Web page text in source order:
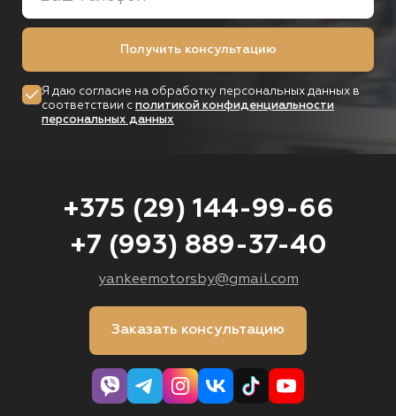
Получить консультацию
Я даю согласие на обработку персональных данных в
соответствии с политикой конфиденциальности
персональных данных
+375 (29) 144-99-66
+7 (993) 889-37-40
yankeemotorsby@gmail.com
Заказать консультацию